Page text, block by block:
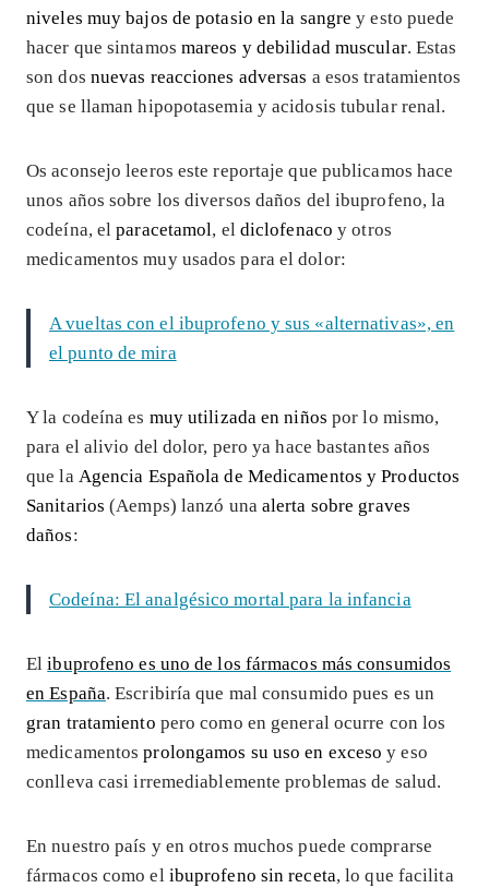
niveles muy bajos de potasio en la sangre y esto puede
hacer que sintamos mareos y debilidad muscular. Estas
son dos nuevas reacciones adversas a esos tratamientos
que se llaman hipopotasemia y acidosis tubular renal.
Os aconsejo leeros este reportaje que publicamos hace
unos años sobre los diversos daños del ibuprofeno, la
codeína, elparacetamol, el diclofenaco y otros
medicamentos muy usados para el dolor:
A vueltas con el ibuprofeno y sus «alternativas», en
el punto de mira
Y la codeína es muy utilizada en niños por lo mismo,
para el alivio del dolor, pero ya hace bastantes años
que la Agencia Española de Medicamentos y Productos
Sanitarios (Aemps) lanzó una alerta sobre graves
daños:
Codeína: El analgésico mortal para la infancia
Elibuprofeno es uno de los fármacos más consumidos
en España. Escribiría que mal consumido pues es un
gran tratamiento pero como en general ocurre con los
medicamentosprolongamos su uso en exceso y eso
conlleva casi irremediablemente problemas de salud.
En nuestro país y en otros muchos puede comprarse
fármacos como el ibuprofeno sin receta, lo que facilita